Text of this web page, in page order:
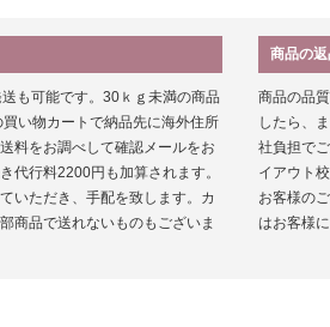
も可能です。30ｋｇ未満の商品
い物カートで納品先に海外住所
料をお調べして確認メールをお
代行料2200円も加算されます。
いただき、手配を致します。カ
商品で送れないものもございま
商品の
商品の品
したら、
社負担で
イアウト
お客様の
はお客様